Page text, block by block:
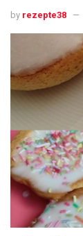
by rezepte38